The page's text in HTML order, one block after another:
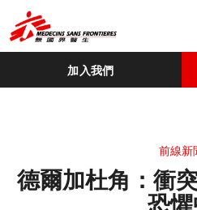
加入我們
前線新
德爾加杜角：衝